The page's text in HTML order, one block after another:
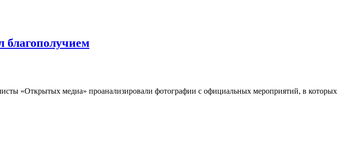
благополучием
«Открытых медиа» проанализировали фотографии с официальных мероприятий, в которых